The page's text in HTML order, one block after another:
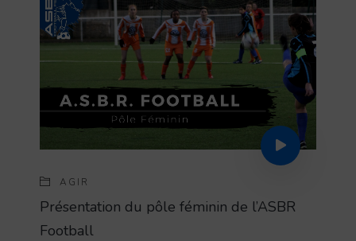
AGIR
Présentation du pôle féminin de l’ASBR
Football